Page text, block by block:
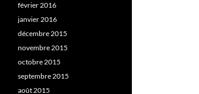
février 2016
janvier 2016
décembre 2015
novembre 2015
octobre 2015
septembre 2015
août 2015